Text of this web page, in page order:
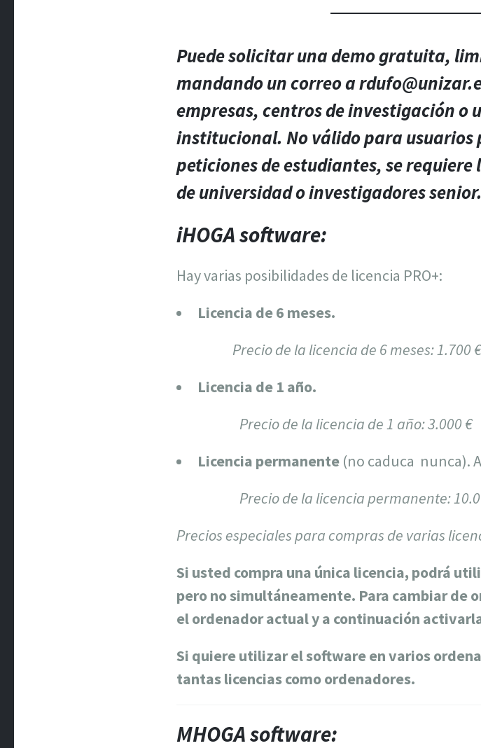
Puede solicitar una demo gratuita,
mandando un correo a
empresas, centros de investigación o
institucional. No válido para usuarios
peticiones de estudiantes, se
de universidad o investigadores senior.
iHOGA software:
Hay varias posibilidades de licencia PRO+:
Licencia de 6 meses.
Precio de la licencia de 6 meses: 1.700 €
Licencia de 1 año.
Precio de la licencia de 1 año: 3.000 €
Licencia permanente (no caduca nunca).
Precio de la licencia permanente:
Precios especiales para compras de varias
Si usted compra una única licencia, podrá
pero no simultáneamente. Para cambiar de
el ordenador actual y a continuación
Si quiere utilizar el software en varios
tantas licencias como ordenadores.
MHOGA software: